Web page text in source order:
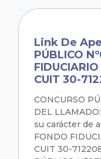
Link De
PÚBLICO
CUIT 30-
CONCURSO
DEL
su carácter de
FONDO
CUIT 30-